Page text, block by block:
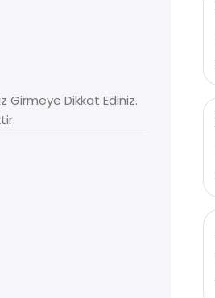
Girmeye Dikkat Ediniz.